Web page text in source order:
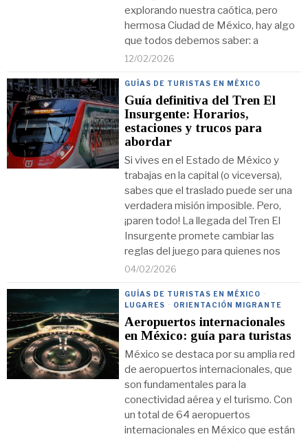
explorando nuestra caótica, pero
hermosa Ciudad de México, hay algo
que todos debemos saber: a
12/02/2026
GUÍAS DE TURISTAS EN MÉXICO
Guía definitiva del Tren El
Insurgente: Horarios,
estaciones y trucos para
abordar
Si vives en el Estado de México y
trabajas en la capital (o viceversa),
sabes que el traslado puede ser una
verdadera misión imposible. Pero,
¡paren todo! La llegada del Tren El
Insurgente promete cambiar las
reglas del juego para quienes nos
04/02/2026
GUÍAS DE TURISTAS EN MÉXICO ·
LUGARES · ORIENTACIÓN MIGRANTE
Aeropuertos internacionales
en México: guía para turistas
México se destaca por su amplia red
de aeropuertos internacionales, que
son fundamentales para la
conectividad aérea y el turismo. Con
un total de 64 aeropuertos
internacionales en México que están